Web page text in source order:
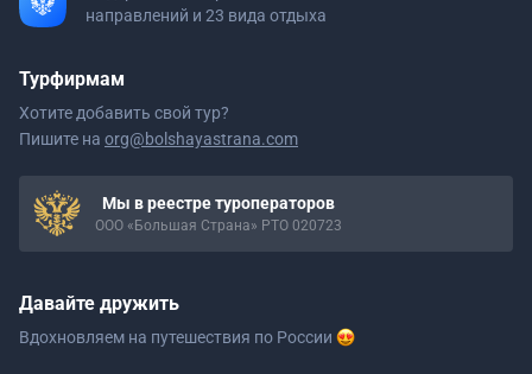
направлений и 23 вида отдыха
Турфирмам
Хотите добавить свой тур?
Пишите на org@bolshayastrana.com
Мы в реестре туроператоров
ООО «Большая Страна» РТО 020723
Давайте дружить
Вдохновляем на путешествия по России